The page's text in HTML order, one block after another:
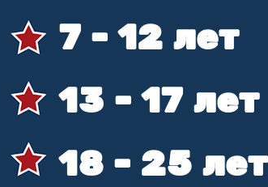
7 - 12 лет
13 - 17 лет
18 - 25 лет